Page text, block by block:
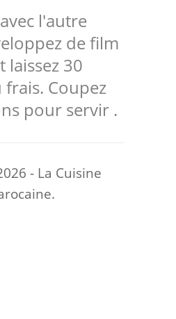
l'autre
de film
laissez 30
Coupez
pour servir .
- La Cuisine